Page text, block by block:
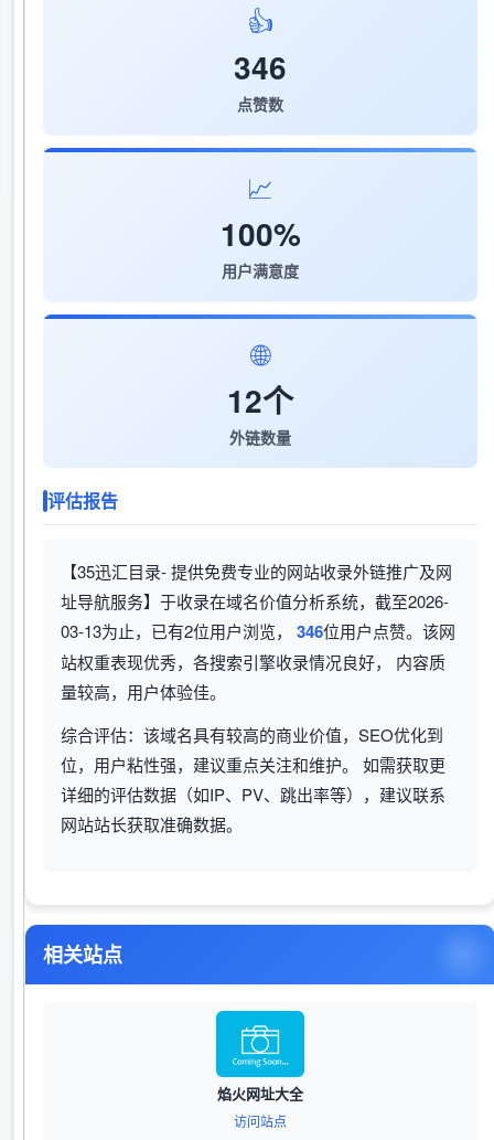
👍
346
点赞数
📈
100%
用户满意度
🌐
12个
外链数量
评估报告
【‌35迅汇目录- 提供免费专业的网站收录外链推广及网
址导航服务】于收录在域名价值分析系统，截至2026-
03-13为止，已有2位用户浏览， 346位用户点赞。该网
站权重表现优秀，各搜索引擎收录情况良好， 内容质
量较高，用户体验佳。
综合评估：该域名具有较高的商业价值，SEO优化到
位，用户粘性强，建议重点关注和维护。 如需获取更
详细的评估数据（如IP、PV、跳出率等），建议联系
网站站长获取准确数据。
相关站点
焰火网址大全
访问站点